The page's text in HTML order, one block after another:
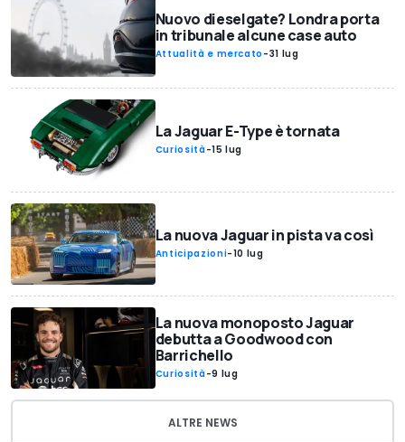
Nuovo dieselgate? Londra porta
in tribunale alcune case auto
Attualità e mercato -31 lug
La Jaguar E-Type è tornata
Curiosità-15 lug
La nuova Jaguar in pista va così
Anticipazioni-10 lug
La nuova monoposto Jaguar
debutta a Goodwood con
Barrichello
Curiosità-9 lug
ALTRE NEWS